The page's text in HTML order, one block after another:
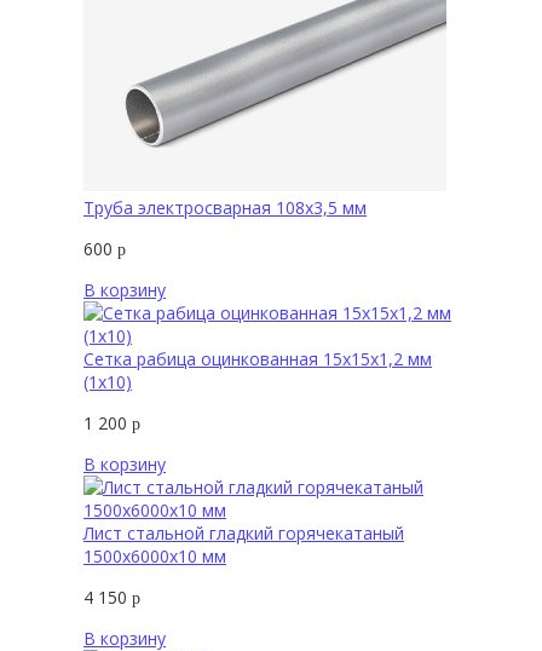
Труба электросварная 108х3,5 мм
600 р
В корзину
Сетка рабица оцинкованная 15х15х1,2 мм
(1х10)
1 200 р
В корзину
Лист стальной гладкий горячекатаный
1500х6000х10 мм
4 150 р
В корзину